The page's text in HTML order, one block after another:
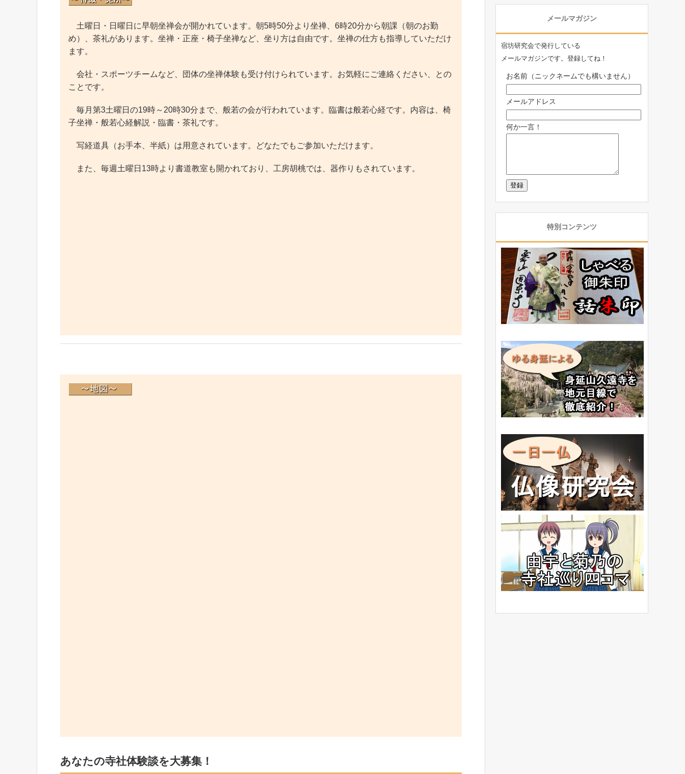
土曜日・日曜日に早朝坐禅会が開かれています。朝5時50分より坐禅、6時20分から朝課（朝のお勤
め）、茶礼があります。坐禅・正座・椅子坐禅など、坐り方は自由です。坐禅の仕方も指導していただけ
ます。
会社・スポーツチームなど、団体の坐禅体験も受け付けられています。お気軽にご連絡ください、との
ことです。
毎月第3土曜日の19時～20時30分まで、般若の会が行われています。臨書は般若心経です。内容は、椅
子坐禅・般若心経解説・臨書・茶礼です。
写経道具（お手本、半紙）は用意されています。どなたでもご参加いただけます。
また、毎週土曜日13時より書道教室も開かれており、工房胡桃では、器作りもされています。
あなたの寺社体験談を大募集！
メールマガジン
宿坊研究会で発行している
メールマガジンです。登録してね！
お名前（ニックネームでも構いません）
メールアドレス
何か一言！
特別コンテンツ